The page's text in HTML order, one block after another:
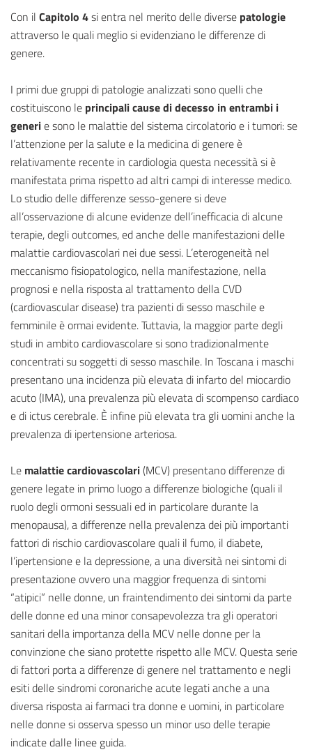
Con il Capitolo 4si entra nel merito delle diverse patologie
attraverso le quali meglio si evidenziano le differenze di
genere.
I primi due gruppi di patologie analizzati sono quelli che
costituiscono le principali cause di decesso in entrambi i
generie sono le malattie del sistema circolatorio e i tumori: se
l’attenzione per la salute e la medicina di genere è
relativamente recente in cardiologia questa necessità si è
manifestata prima rispetto ad altri campi di interesse medico.
Lo studio delle differenze sesso-genere si deve
all’osservazione di alcune evidenze dell’inefficacia di alcune
terapie, degli outcomes, ed anche delle manifestazioni delle
malattie cardiovascolari nei due sessi. L’eterogeneità nel
meccanismo fisiopatologico, nella manifestazione, nella
prognosi e nella risposta al trattamento della CVD
(cardiovascular disease) tra pazienti di sesso maschile e
femminile è ormai evidente. Tuttavia, la maggior parte degli
studi in ambito cardiovascolare si sono tradizionalmente
concentrati su soggetti di sesso maschile. In Toscana i maschi
presentano una incidenza più elevata di infarto del miocardio
acuto (IMA), una prevalenza più elevata di scompenso cardiaco
e di ictus cerebrale. È infine più elevata tra gli uomini anche la
prevalenza di ipertensione arteriosa.
Le malattie cardiovascolari(MCV) presentano differenze di
genere legate in primo luogo a differenze biologiche (quali il
ruolo degli ormoni sessuali ed in particolare durante la
menopausa), a differenze nella prevalenza dei più importanti
fattori di rischio cardiovascolare quali il fumo, il diabete,
l’ipertensione e la depressione, a una diversità nei sintomi di
presentazione ovvero una maggior frequenza di sintomi
“atipici” nelle donne, un fraintendimento dei sintomi da parte
delle donne ed una minor consapevolezza tra gli operatori
sanitari della importanza della MCV nelle donne per la
convinzione che siano protette rispetto alle MCV. Questa serie
di fattori porta a differenze di genere nel trattamento e negli
esiti delle sindromi coronariche acute legati anche a una
diversa risposta ai farmaci tra donne e uomini, in particolare
nelle donne si osserva spesso un minor uso delle terapie
indicate dalle linee guida.